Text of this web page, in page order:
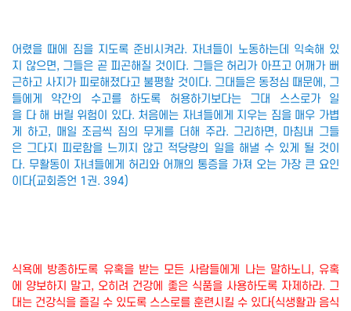
어렸을 때에 짐을 지도록 준비시켜라. 자녀들이 노동하는데 익숙해 있
지 않으면, 그들은 곧 피곤해질 것이다. 그들은 허리가 아프고 어깨가 뻐
근하고 사지가 피로해졌다고 불평할 것이다. 그대들은 동정심 때문에, 그
들에게 약간의 수고를 하도록 허용하기보다는 그대 스스로가 일
을 다 해 버릴 위험이 있다. 처음에는 자녀들에게 지우는 짐을 매우 가볍
게 하고, 매일 조금씩 짐의 무게를 더해 주라. 그리하면, 마침내 그들
은 그다지 피로함을 느끼지 않고 적당량의 일을 해낼 수 있게 될 것이
다. 무활동이 자녀들에게 허리와 어깨의 통증을 가져 오는 가장 큰 요인
이다(교회증언 1권. 394)
식욕에 방종하도록 유혹을 받는 모든 사람들에게 나는 말하노니, 유혹
에 양보하지 말고, 오히려 건강에 좋은 식품을 사용하도록 자제하라. 그
대는 건강식을 즐길 수 있도록 스스로를 훈련시킬 수 있다(식생활과 음식